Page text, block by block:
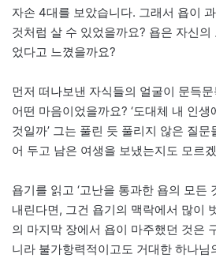
자손 4대를 보았습니다. 그래서 욥이
것처럼 살 수 있었을까요? 욥은 자신
었다고 느꼈을까요?
먼저 떠나보낸 자식들의 얼굴이 문득
어떤 마음이었을까요? ‘도대체 내 인
것일까’ 그는 풀린 듯 풀리지 않은 질
어 두고 남은 여생을 보냈는지도 모르
욥기를 읽고 ‘고난을 통과한 욥의 모든
내린다면, 그건 욥기의 맥락에서 많이
의 마지막 장에서 욥이 마주했던 것은
니라 불가항력적이고도 거대한 하나님